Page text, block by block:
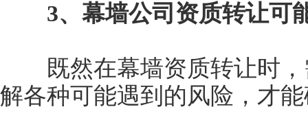
3、幕墙公司资质转让可
既然在幕墙资质转让时，
解各种可能遇到的风险，才